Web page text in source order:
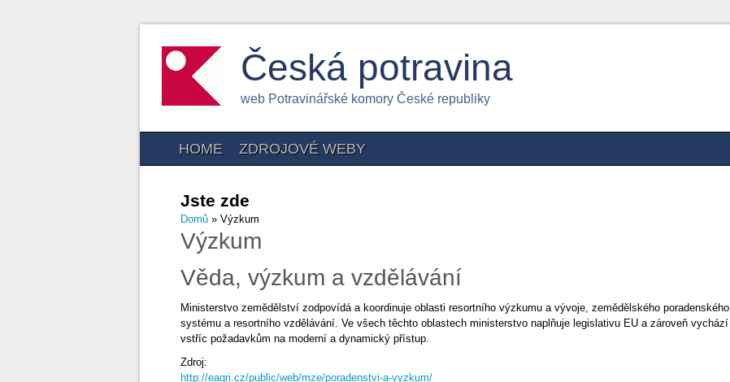
Česká potravina
web Potravinářské komory České republiky
HOME ZDROJOVÉ WEBY
Jste zde
Domů » Výzkum
Výzkum
Věda, výzkum a vzdělávání
Ministerstvo zemědělství zodpovídá a koordinuje oblasti resortního výzkumu a vývoje, zemědělského poradenského
systému a resortního vzdělávání. Ve všech těchto oblastech ministerstvo naplňuje legislativu EU a zároveň vychází
vstříc požadavkům na moderní a dynamický přístup.
Zdroj:
http://eagri.cz/public/web/mze/poradenstvi-a-vyzkum/